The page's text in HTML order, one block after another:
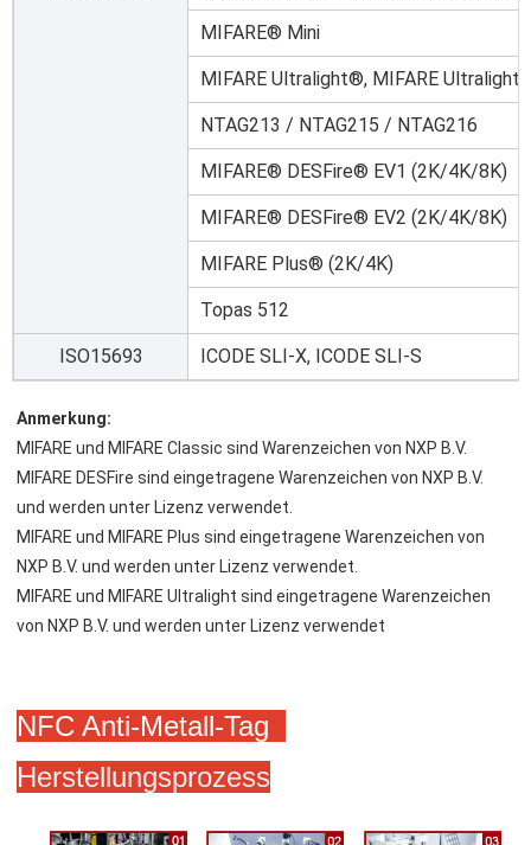
MIFARE® Mini
MIFARE Ultralight®, MIFARE
NTAG213 / NTAG215 / NTAG216
MIFARE® DESFire® EV1 (2K/4K/8K)
MIFARE® DESFire® EV2 (2K/4K/8K)
MIFARE Plus® (2K/4K)
Topas 512
ISO15693 ICODE SLI-X, ICODE SLI-S
Anmerkung:
MIFARE und MIFARE Classic sind Warenzeichen von NXP B.V.
MIFARE DESFire sind eingetragene Warenzeichen von NXP B.V.
und werden unter Lizenz verwendet.
MIFARE und MIFARE Plus sind eingetragene Warenzeichen von
NXP B.V. und werden unter Lizenz verwendet.
MIFARE und MIFARE Ultralight sind eingetragene Warenzeichen
von NXP B.V. und werden unter Lizenz verwendet
NFC Anti-Metall-Tag
Herstellungsprozess